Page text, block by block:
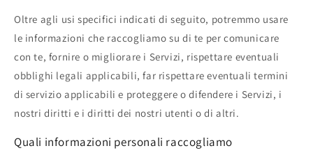
Oltre agli usi specifici indicati di seguito, potremmo usare
le informazioni che raccogliamo su di te per comunicare
con te, fornire o migliorare i Servizi, rispettare eventuali
obblighi legali applicabili, far rispettare eventuali termini
di servizio applicabili e proteggere o difendere i Servizi, i
nostri diritti e i diritti dei nostri utenti o di altri.
Quali informazioni personali raccogliamo